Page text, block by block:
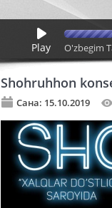
Play O'zbegim
Shohruhhon
Сана: 15.10.2019